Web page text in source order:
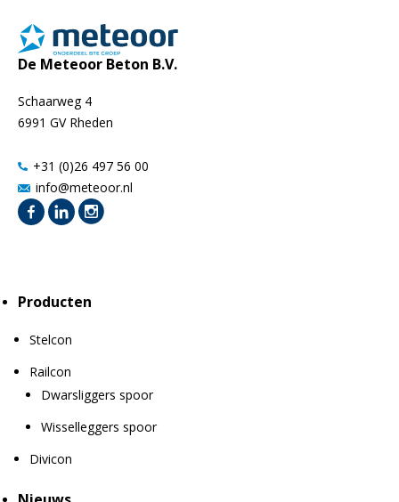
De Meteoor Beton B.V.
Schaarweg 4
6991 GV Rheden
+31 (0)26 497 56 00
info@meteoor.nl
Producten
Stelcon
Railcon
Dwarsliggers spoor
Wisselleggers spoor
Divicon